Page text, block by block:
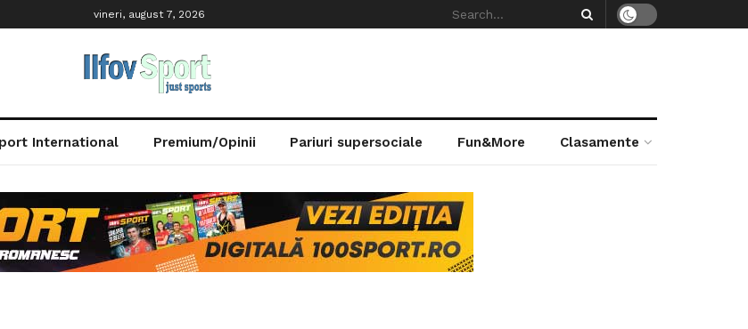
vineri, august 7, 2026
International Premium/Opinii Pariuri supersociale Fun&More Clasamente